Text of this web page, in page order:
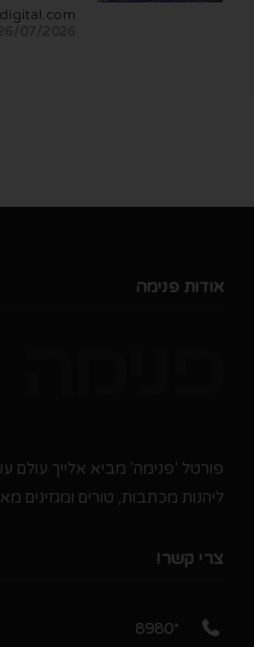
אודות פנימה
פורטל 'פנימה' מביא אלייך עולם
ליהנות מכתבות, טורים ומגזינים
צרי קשר!
*8980